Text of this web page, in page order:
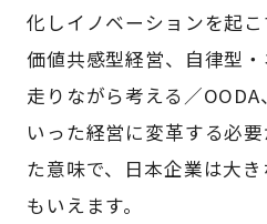
化しイノベーションを起
価値共感型経営、自律型・
走りながら考える／
いった経営に変革する必
た意味で、日本企業は大
もいえます。